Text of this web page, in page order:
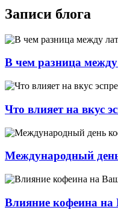
Записи блога
В чем разница
Что влияет на вкус
Международный
Влияние кофеина на